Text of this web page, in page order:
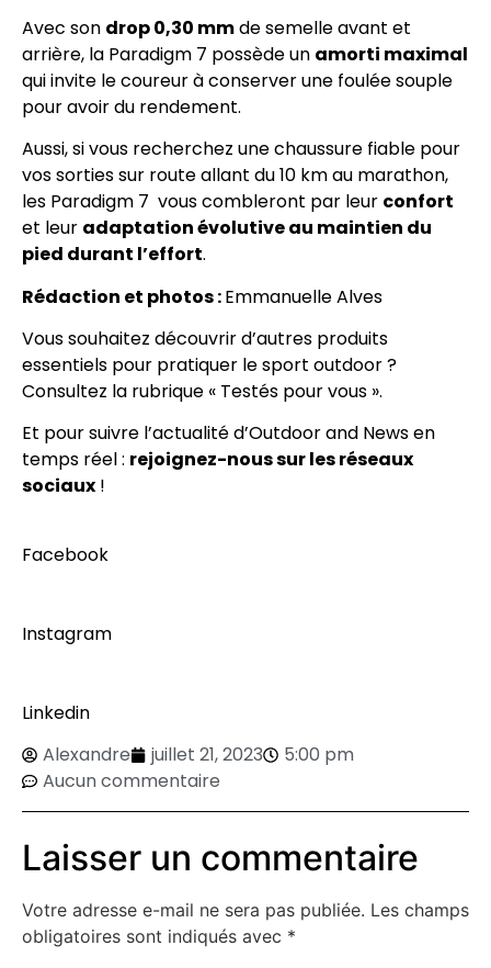
Avec son drop 0,30 mmde semelle avant et
arrière, la Paradigm 7 possède un amorti maximal
qui invite le coureur à conserver une foulée souple
pour avoir du rendement.
Aussi, si vous recherchez une chaussure fiable pour
vos sorties sur route allant du 10 km au marathon,
les Paradigm 7 vous combleront par leur confort
et leur adaptation évolutive au maintien du
pied durant l’effort.
Rédaction et photos :Emmanuelle Alves
Vous souhaitez découvrir d’autres produits
essentiels pour pratiquer le sport outdoor ?
Consultez la rubrique « Testés pour vous ».
Et pour suivre l’actualité d’Outdoor and News en
temps réel : rejoignez-nous sur les réseaux
sociaux !
Facebook
Instagram
Linkedin
Alexandre
juillet 21, 2023
5:00 pm
Aucun commentaire
Laisser un commentaire
Votre adresse e-mail ne sera pas publiée. Les champs
obligatoires sont indiqués avec *